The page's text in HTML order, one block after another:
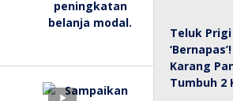
Teluk
Karang
Tumbuh 2